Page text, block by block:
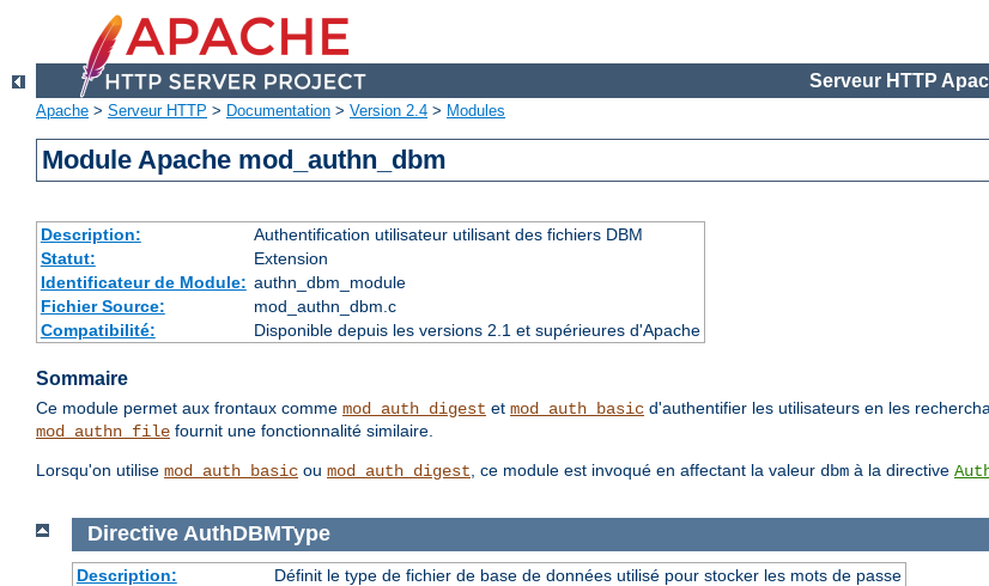
Serveur HTTP
Apache > Serveur HTTP > Documentation > Version 2.4 > Modules
Module Apache mod_authn_dbm
Description:
Authentification utilisateur utilisant des fichiers DBM
Statut:
Extension
Identificateur de Module: authn_dbm_module
Fichier Source:
mod_authn_dbm.c
Compatibilité:
Disponible depuis les versions 2.1 et supérieures d'Apache
Sommaire
Ce module permet aux frontaux comme mod_auth_digest et mod_auth_basic d'authentifier les utilisateurs en les
mod_authn_file fournit une fonctionnalité similaire.
Lorsqu'on utilise mod_auth_basic ou mod_auth_digest, ce module est invoqué en affectant la valeur dbm à la directive
Directive AuthDBMType
Description:
Définit le type de fichier de base de données utilisé pour stocker les mots de passe